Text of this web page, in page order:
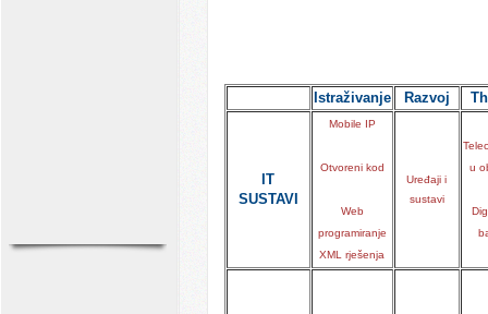
Istraživanje Razvoj
IT
SUSTAVI
Mobile IP
Otvoreni kod
Web
programiranje
XML rješenja
Uređaji i
sustavi
u